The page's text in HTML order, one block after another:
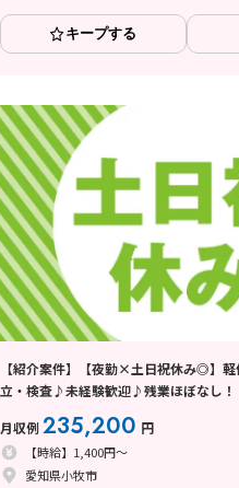
キープする
【紹介案件】【夜勤×土日祝休み◎】
立・検査♪未経験歓迎♪残業ほぼなし！
月収例235,200 円
【時給】1,400円～
愛知県小牧市